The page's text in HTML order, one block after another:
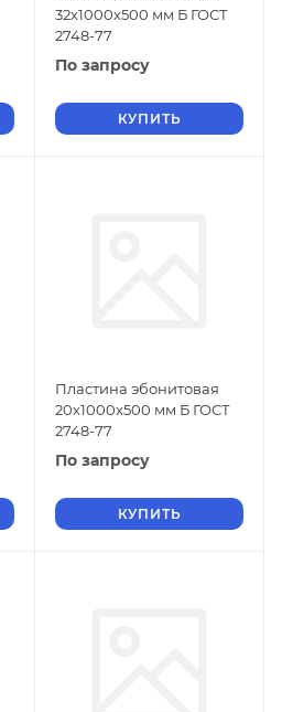
32х1000х500 мм Б ГОСТ
2748-77
По запросу
КУПИТЬ
Пластина эбонитовая
20х1000х500 мм Б ГОСТ
2748-77
По запросу
КУПИТЬ